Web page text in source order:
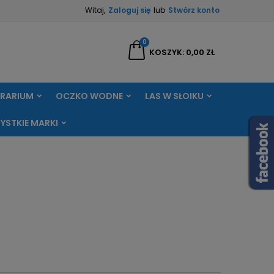
Witaj, Zaloguj się lub Stwórz konto
KOSZYK
0
0,00 ZŁ
OCZKO WODNE LAS W SŁOIKU
MARKI